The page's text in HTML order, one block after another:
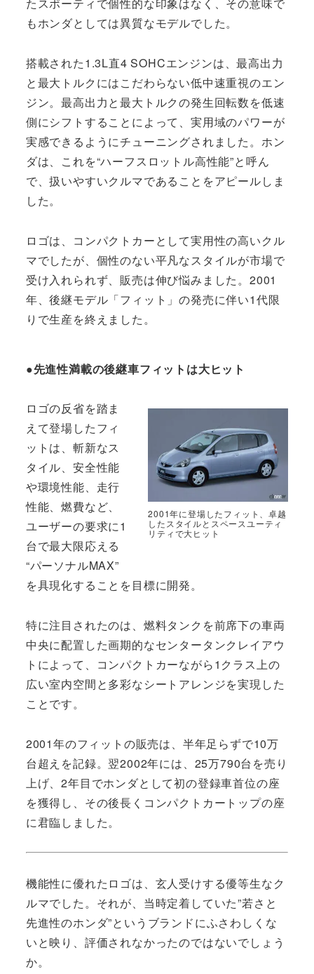
たスポーティで個性的な印象はなく、その意味で
もホンダとしては異質なモデルでした。
搭載された1.3L直4 SOHCエンジンは、最高出力
と最大トルクにはこだわらない低中速重視のエン
ジン。最高出力と最大トルクの発生回転数を低速
側にシフトすることによって、実用域のパワーが
実感できるようにチューニングされました。ホン
ダは、これを“ハーフスロットル高性能”と呼ん
で、扱いやすいクルマであることをアピールしま
した。
ロゴは、コンパクトカーとして実用性の高いクル
マでしたが、個性のない平凡なスタイルが市場で
受け入れられず、販売は伸び悩みました。2001
年、後継モデル「フィット」の発売に伴い1代限
りで生産を終えました。
●先進性満載の後継車フィットは大ヒット
2001年に登場したフィット、卓越
したスタイルとスペースユーティ
リティで大ヒット
ロゴの反省を踏ま
えて登場したフィ
ットは、斬新なス
タイル、安全性能
や環境性能、走行
性能、燃費など、
ユーザーの要求に1
台で最大限応える
“パーソナルMAX”
を具現化することを目標に開発。
特に注目されたのは、燃料タンクを前席下の車両
中央に配置した画期的なセンタータンクレイアウ
トによって、コンパクトカーながら1クラス上の
広い室内空間と多彩なシートアレンジを実現した
ことです。
2001年のフィットの販売は、半年足らずで10万
台超えを記録。翌2002年には、25万790台を売り
上げ、2年目でホンダとして初の登録車首位の座
を獲得し、その後長くコンパクトカートップの座
に君臨しました。
機能性に優れたロゴは、玄人受けする優等生なク
ルマでした。それが、当時定着していた”若さと
先進性のホンダ”というブランドにふさわしくな
いと映り、評価されなかったのではないでしょう
か。